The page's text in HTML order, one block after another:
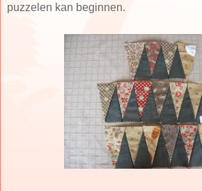
puzzelen kan beginnen.